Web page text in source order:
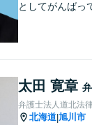
としてがんばっ
太田 寛章
弁護士法人道北法
北海道|旭川市